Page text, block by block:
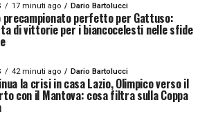
17 minuti ago Dario Bartolucci
precampionato perfetto per Gattuso:
di vittorie per i biancocelesti nelle sfide
42 minuti ago Dario Bartolucci
la crisi in casa Lazio, Olimpico verso il
con il Mantova: cosa filtra sulla Coppa